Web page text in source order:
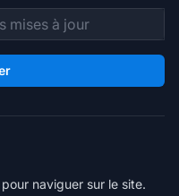
naviguer sur le site.